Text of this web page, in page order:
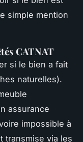
simple mention
CATNAT
si le bien a fait
naturelles).
assurance
impossible à
transmise via les